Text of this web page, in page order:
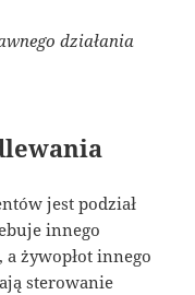
działania
jest podział
innego
żywopłot innego
sterowanie